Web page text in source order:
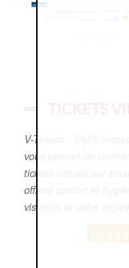
TICKETS
V-Tickets : IzyFil
vous permet de profiter
tickets virtuels sur
offrant confort et
visiteurs et votre